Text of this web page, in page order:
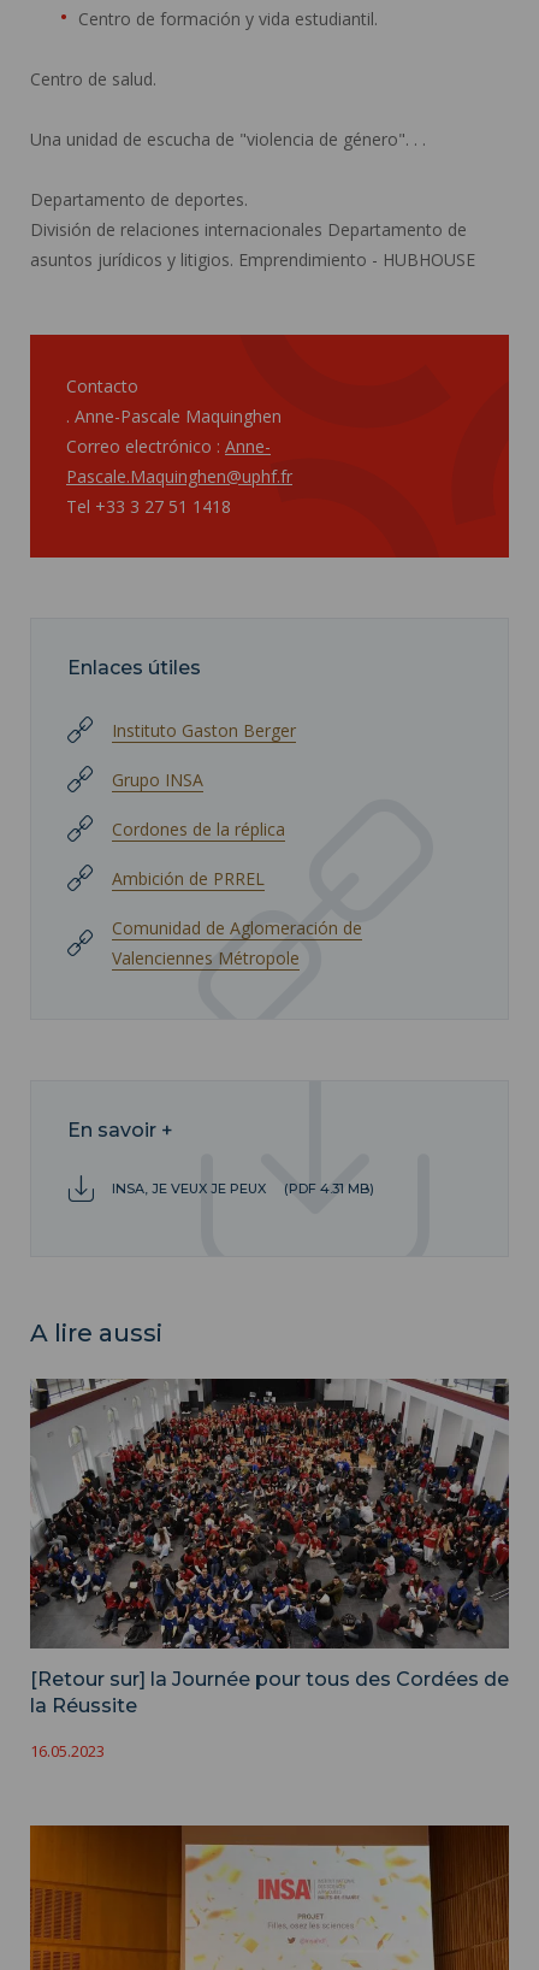
Centro de formación y vida estudiantil.
Centro de salud.
Una unidad de escucha de "violencia de género". . .
Departamento de deportes.
División de relaciones internacionales Departamento de
asuntos jurídicos y litigios. Emprendimiento - HUBHOUSE
Contacto
. Anne-Pascale Maquinghen
Correo electrónico : Anne-
Pascale.Maquinghen@uphf.fr
Tel +33 3 27 51 1418
Enlaces útiles
Instituto Gaston Berger
Grupo INSA
Cordones de la réplica
Ambición de PRREL
Comunidad de Aglomeración de
Valenciennes Métropole
En savoir +
INSA, JE VEUX JE PEUX (PDF 4.31 MB)
A lire aussi
[Retour sur] la Journée pour tous des Cordées de
la Réussite
16.05.2023